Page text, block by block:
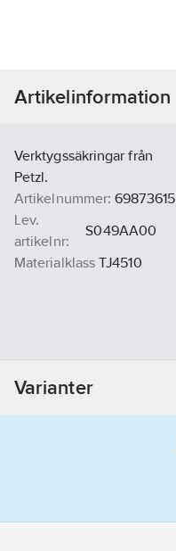
Artikelinformation
Verktygssäkringar från
Petzl.
Artikelnummer: 69873615
Lev.
artikelnr:
S049AA00
Materialklass TJ4510
Varianter